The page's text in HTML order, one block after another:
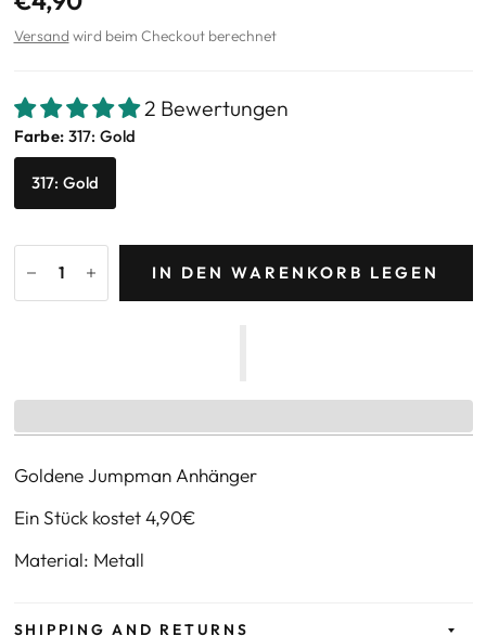
Versand wird beim Checkout berechnet
2 Bewertungen
Farbe: 317: Gold
317: Gold
IN DEN WARENKORB LEGEN
Goldene Jumpman Anhänger
Ein Stück kostet 4,90€
Material: Metall
SHIPPING AND RETURNS